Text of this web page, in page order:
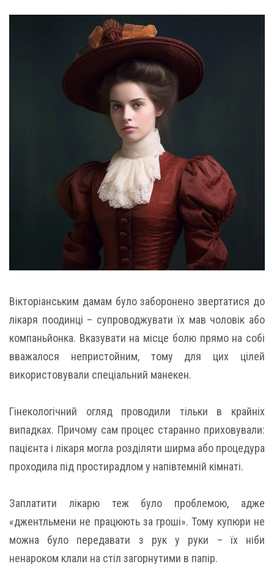
Вікторіанським дамам було заборонено звертатися до
лікаря поодинці – супроводжувати їх мав чоловік або
компаньйонка. Вказувати на місце болю прямо на собі
вважалося непристойним, тому для цих цілей
використовували спеціальний манекен.
Гінекологічний огляд проводили тільки в крайніх
випадках. Причому сам процес старанно приховували:
пацієнта і лікаря могла розділяти ширма або процедура
проходила під простирадлом у напівтемній кімнаті.
Заплатити лікарю теж було проблемою, адже
«джентльмени не працюють за гроші». Тому купюри не
можна було передавати з рук у руки – їх ніби
ненароком клали на стіл загорнутими в папір.